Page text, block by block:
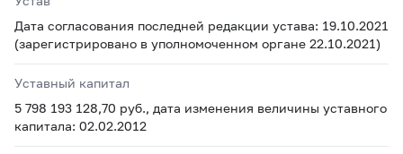
Дата согласования последней редакции устава: 19.10.2021
(зарегистрировано в уполномоченном органе 22.10.2021)
Уставный капитал
5 798 193 128,70 руб., дата изменения величины уставного
капитала: 02.02.2012